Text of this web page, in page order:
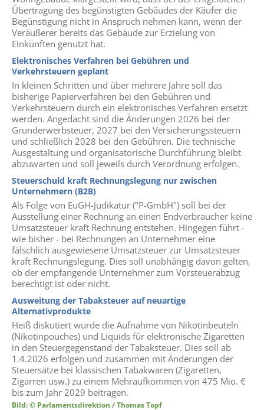
Übertragung des begünstigten Gebäudes der Käufer die
Begünstigung nicht in Anspruch nehmen kann, wenn der
Veräußerer bereits das Gebäude zur Erzielung von
Einkünften genutzt hat.
Elektronisches Verfahren bei Gebühren und
Verkehrsteuern geplant
In kleinen Schritten und über mehrere Jahre soll das
bisherige Papierverfahren bei den Gebühren und
Verkehrsteuern durch ein elektronisches Verfahren ersetzt
werden. Angedacht sind die Änderungen 2026 bei der
Grunderwerbsteuer, 2027 bei den Versicherungssteuern
und schließlich 2028 bei den Gebühren. Die technische
Ausgestaltung und organisatorische Durchführung bleibt
abzuwarten und soll jeweils durch Verordnung erfolgen.
Steuerschuld kraft Rechnungslegung nur zwischen
Unternehmern (B2B)
Als Folge von EuGH-Judikatur ("P-GmbH") soll bei der
Ausstellung einer Rechnung an einen Endverbraucher keine
Umsatzsteuer kraft Rechnung entstehen. Hingegen führt -
wie bisher - bei Rechnungen an Unternehmer eine
fälschlich ausgewiesene Umsatzsteuer zur Umsatzsteuer
kraft Rechnungslegung. Dies soll unabhängig davon gelten,
ob der empfangende Unternehmer zum Vorsteuerabzug
berechtigt ist oder nicht.
Ausweitung der Tabaksteuer auf neuartige
Alternativprodukte
Heiß diskutiert wurde die Aufnahme von Nikotinbeuteln
(Nikotinpouches) und Liquids für elektronische Zigaretten
in den Steuergegenstand der Tabaksteuer. Dies soll ab
1.4.2026 erfolgen und zusammen mit Änderungen der
Steuersätze bei klassischen Tabakwaren (Zigaretten,
Zigarren usw.) zu einem Mehraufkommen von 475 Mio. €
bis zum Jahr 2029 beitragen.
Bild: © Parlamentsdirektion / Thomas Topf